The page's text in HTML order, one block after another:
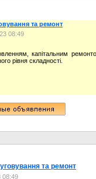
та ремонт
08:49
капітальним
рівня складності.
та ремонт
08:49